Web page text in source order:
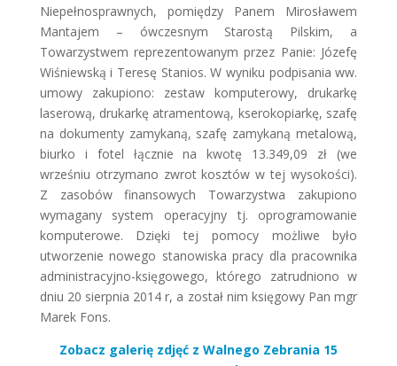
Niepełnosprawnych, pomiędzy Panem Mirosławem
Mantajem – ówczesnym Starostą Pilskim, a
Towarzystwem reprezentowanym przez Panie: Józefę
Wiśniewską i Teresę Stanios. W wyniku podpisania ww.
umowy zakupiono: zestaw komputerowy, drukarkę
laserową, drukarkę atramentową, kserokopiarkę, szafę
na dokumenty zamykaną, szafę zamykaną metalową,
biurko i fotel łącznie na kwotę 13.349,09 zł (we
wrześniu otrzymano zwrot kosztów w tej wysokości).
Z zasobów finansowych Towarzystwa zakupiono
wymagany system operacyjny tj. oprogramowanie
komputerowe. Dzięki tej pomocy możliwe było
utworzenie nowego stanowiska pracy dla pracownika
administracyjno-księgowego, którego zatrudniono w
dniu 20 sierpnia 2014 r, a został nim księgowy Pan mgr
Marek Fons.
Zobacz galerię zdjęć z Walnego Zebrania 15